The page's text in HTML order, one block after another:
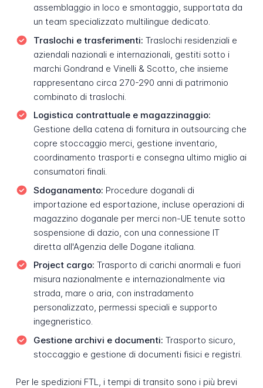
assemblaggio in loco e smontaggio, supportata da
un team specializzato multilingue dedicato.
Traslochi e trasferimenti: Traslochi residenziali e
aziendali nazionali e internazionali, gestiti sotto i
marchi Gondrand e Vinelli & Scotto, che insieme
rappresentano circa 270-290 anni di patrimonio
combinato di traslochi.
Logistica contrattuale e magazzinaggio:
Gestione della catena di fornitura in outsourcing che
copre stoccaggio merci, gestione inventario,
coordinamento trasporti e consegna ultimo miglio ai
consumatori finali.
Sdoganamento: Procedure doganali di
importazione ed esportazione, incluse operazioni di
magazzino doganale per merci non-UE tenute sotto
sospensione di dazio, con una connessione IT
diretta all'Agenzia delle Dogane italiana.
Project cargo: Trasporto di carichi anormali e fuori
misura nazionalmente e internazionalmente via
strada, mare o aria, con instradamento
personalizzato, permessi speciali e supporto
ingegneristico.
Gestione archivi e documenti: Trasporto sicuro,
stoccaggio e gestione di documenti fisici e registri.
Per le spedizioni FTL, i tempi di transito sono i più brevi